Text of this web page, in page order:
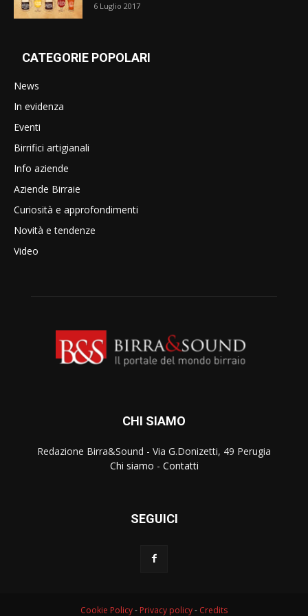
6 Luglio 2017
CATEGORIE POPOLARI
News
In evidenza
Eventi
Birrifici artigianali
Info aziende
Aziende Birraie
Curiosità e approfondimenti
Novità e tendenze
Video
CHI SIAMO
Redazione Birra&Sound - Via G.Donizetti, 49 Perugia
Chi siamo - Contatti
SEGUICI
Cookie Policy- Privacy policy- Credits